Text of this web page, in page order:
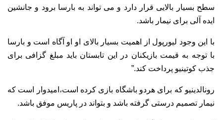
سطح بسیار بالایی قرار دارد و می تواند به بارسا برود و جانشین
ایده آلی برای نیمار باشد.
با این وجود لیورپول از اهمیت بسیار بالای او او آگاه است و بارسا
با توجه به قیمت بازیکنان در این تابستان باید مبلغ گزافی برای
جذب کوتینیو پرداخت کند.”
رونالدینیو که برای هردو باشگاه بازی کرده است،امیدوار است که
نیمار تصمیم درستی گرفته باشد و بتواند در پاریس موفق باشد.